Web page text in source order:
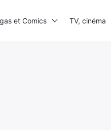
et Comics TV, cinéma